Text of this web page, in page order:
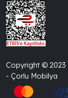
Copyright © 2023
- Çorlu Mobilya